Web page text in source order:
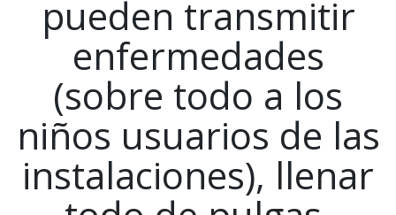
pueden transmitir
enfermedades
(sobre todo a los
niños usuarios de las
instalaciones), llenar